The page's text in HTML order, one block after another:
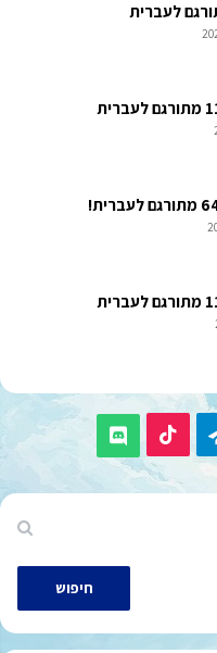
Telegram
TikTok
Discord
חיפוש: